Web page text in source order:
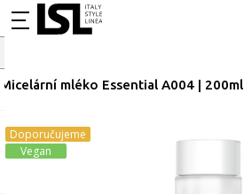
Micelární mléko Essential A004 | 200ml
Doporučujeme
Vegan